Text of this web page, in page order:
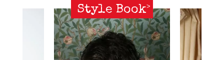
Style Book